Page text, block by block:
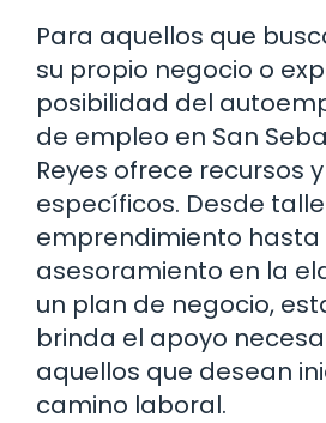
Para aquellos que
su propio negocio o
posibilidad del
de empleo en San
Reyes ofrece recursos
específicos. Desde
emprendimiento hasta
asesoramiento en la
un plan de negocio,
brinda el apoyo
aquellos que desean
camino laboral.